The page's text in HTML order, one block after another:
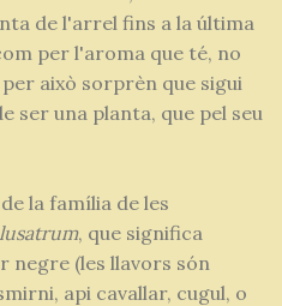
de l'arrel fins a la última
per l'aroma que té, no
això sorprèn que sigui
ser una planta, que pel seu
la família de les
, que significa
negre (les llavors són
api cavallar, cugul, o